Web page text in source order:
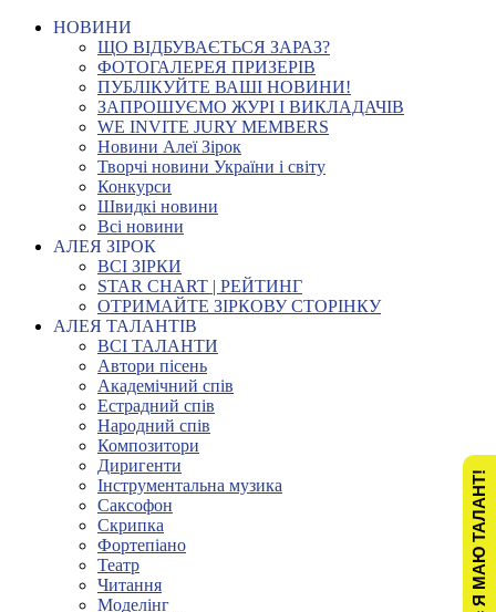
НОВИНИ
ЩО ВІДБУВАЄТЬСЯ ЗАРАЗ?
ФОТОГАЛЕРЕЯ ПРИЗЕРІВ
ПУБЛІКУЙТЕ ВАШІ НОВИНИ!
ЗАПРОШУЄМО ЖУРІ І ВИКЛАДАЧІВ
WE INVITE JURY MEMBERS
Новини Алеї Зірок
Творчі новини України і світу
Конкурси
Швидкі новини
Всі новини
АЛЕЯ ЗІРОК
ВСІ ЗІРКИ
STAR CHART | РЕЙТИНГ
ОТРИМАЙТЕ ЗІРКОВУ СТОРІНКУ
АЛЕЯ ТАЛАНТІВ
ВСІ ТАЛАНТИ
Автори пісень
Академічний спів
Естрадний спів
Народний спів
Композитори
Диригенти
Інструментальна музика
Саксофон
Скрипка
Фортепіано
Театр
Читання
Моделінг